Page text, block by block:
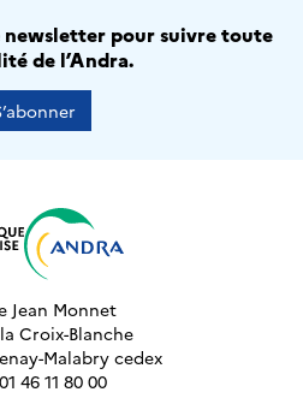
newsletter pour suivre toute
de l’Andra.
Jean Monnet
Croix-Blanche
Malabry cedex
46 11 80 00